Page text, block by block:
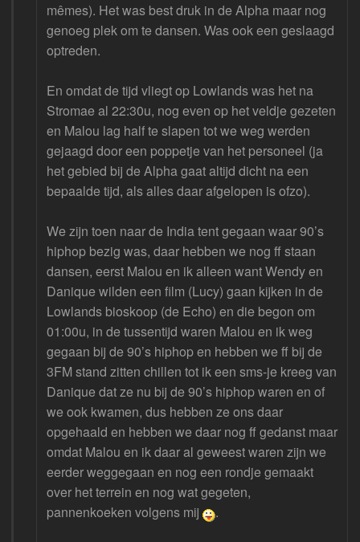
mêmes). Het was best druk in de Alpha maar nog
genoeg plek om te dansen. Was ook een geslaagd
optreden.
En omdat de tijd vliegt op Lowlands was het na
Stromae al 22:30u, nog even op het veldje gezeten
en Malou lag half te slapen tot we weg werden
gejaagd door een poppetje van het personeel (ja
het gebied bij de Alpha gaat altijd dicht na een
bepaalde tijd, als alles daar afgelopen is ofzo).
We zijn toen naar de India tent gegaan waar 90’s
hiphop bezig was, daar hebben we nog ff staan
dansen, eerst Malou en ik alleen want Wendy en
Danique wilden een film (Lucy) gaan kijken in de
Lowlands bioskoop (de Echo) en die begon om
01:00u, in de tussentijd waren Malou en ik weg
gegaan bij de 90’s hiphop en hebben we ff bij de
3FM stand zitten chillen tot ik een sms-je kreeg van
Danique dat ze nu bij de 90’s hiphop waren en of
we ook kwamen, dus hebben ze ons daar
opgehaald en hebben we daar nog ff gedanst maar
omdat Malou en ik daar al geweest waren zijn we
eerder weggegaan en nog een rondje gemaakt
over het terrein en nog wat gegeten,
pannenkoeken volgens mij
.